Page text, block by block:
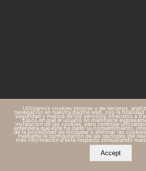
Utilizamos cookies propias y de terceros,
navegación en nuestra página web, con la
seguridad y mejora de los servicios ofrecidos a
casos en que el usuario no manifieste
instalación de las cookies, pero continúe
entenderá que éste ha dado su consentimiento,
de la posibilidad de bloquear o eliminar las
mediante la configuración de las opciones del
más información a este respecto consultando
Accept